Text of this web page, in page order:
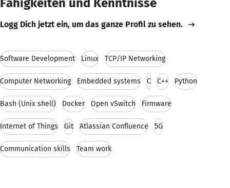
Logg Dich jetzt ein, um das ganze Profil zu sehen.
Software Development Linux TCP/IP Networking
Computer Networking Embedded systems C C++ Python
Bash (Unix shell) Docker Open vSwitch Firmware
Internet of Things Git Atlassian Confluence 5G
Communication skills Team work